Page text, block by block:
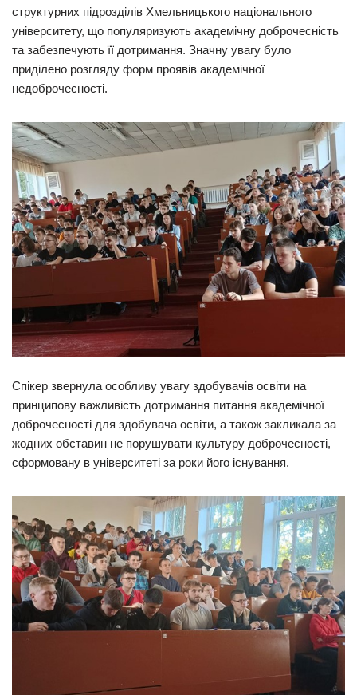
структурних підрозділів Хмельницького національного
університету, що популяризують академічну доброчесність
та забезпечують її дотримання. Значну увагу було
приділено розгляду форм проявів академічної
недоброчесності.
Спікер звернула особливу увагу здобувачів освіти на
принципову важливість дотримання питання академічної
доброчесності для здобувача освіти, а також закликала за
жодних обставин не порушувати культуру доброчесності,
сформовану в університеті за роки його існування.